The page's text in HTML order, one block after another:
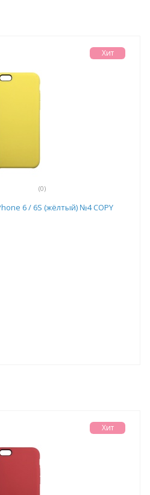
(0)
Хит
6 / 6S (жёлтый) №4 COPY
Хит